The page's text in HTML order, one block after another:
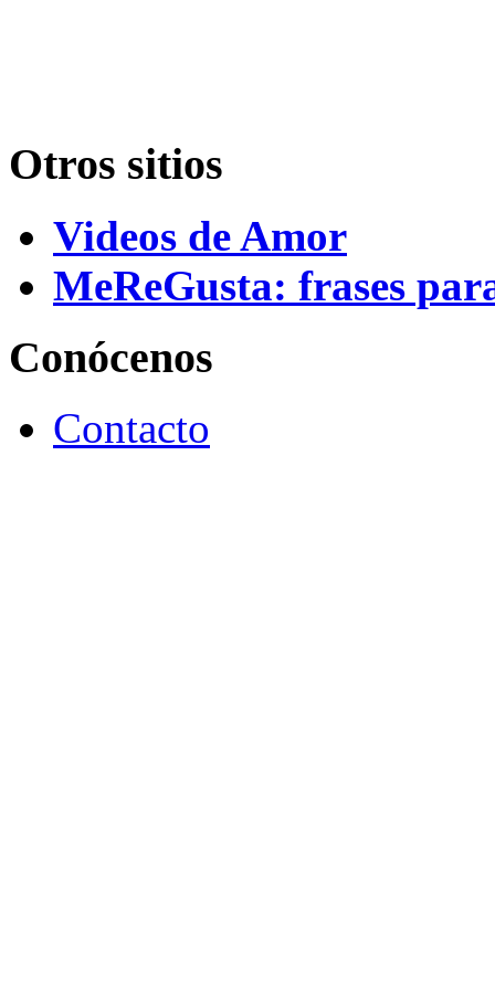
Otros sitios
Videos de Amor
MeReGusta: frases
Conócenos
Contacto